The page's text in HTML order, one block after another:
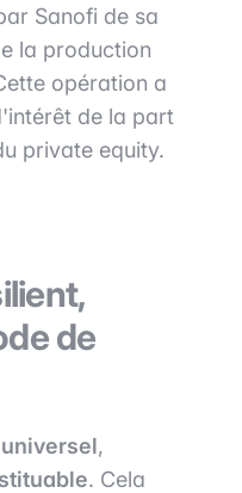
Sanofi de sa
la production
opération a
de la part
private equity.
de
universel,
. Cela